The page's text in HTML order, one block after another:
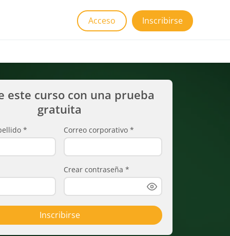
Acceso Inscribirse
este curso con una prueba
gratuita
* Correo corporativo *
Crear contraseña *
Inscribirse